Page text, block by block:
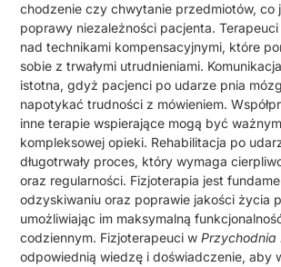
chodzenie czy chwytanie przedmiotów, co
poprawy niezależności pacjenta.
nad technikami kompensacyjnymi, które
sobie z trwałymi utrudnieniami.
istotna, gdyż pacjenci po udarze pnia
napotykać trudności z mówieniem.
inne terapie wspierające mogą być
kompleksowej opieki. Rehabilitacja po
długotrwały proces, który wymaga
oraz regularności. Fizjoterapia jest
odzyskiwaniu oraz poprawie jakości życia
umożliwiając im maksymalną
codziennym. Fizjoterapeuci wPrzychodnia
odpowiednią wiedzę i doświadczenie, aby